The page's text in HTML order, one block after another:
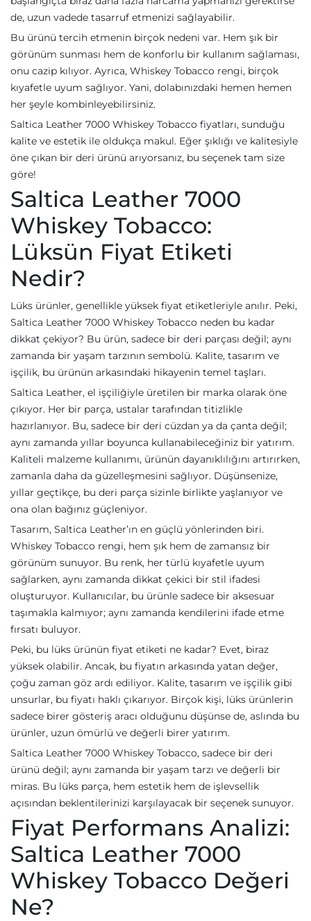
de, uzun vadede tasarruf etmenizi sağlayabilir.
Bu ürünü tercih etmenin birçok nedeni var. Hem şık bir
görünüm sunması hem de konforlu bir kullanım sağlaması,
onu cazip kılıyor. Ayrıca, Whiskey Tobacco rengi, birçok
kıyafetle uyum sağlıyor. Yani, dolabınızdaki hemen hemen
her şeyle kombinleyebilirsiniz.
Saltica Leather 7000 Whiskey Tobacco fiyatları, sunduğu
kalite ve estetik ile oldukça makul. Eğer şıklığı ve kalitesiyle
öne çıkan bir deri ürünü arıyorsanız, bu seçenek tam size
göre!
Saltica Leather 7000
Whiskey Tobacco:
Lüksün Fiyat Etiketi
Nedir?
Lüks ürünler, genellikle yüksek fiyat etiketleriyle anılır. Peki,
Saltica Leather 7000 Whiskey Tobacco neden bu kadar
dikkat çekiyor? Bu ürün, sadece bir deri parçası değil; aynı
zamanda bir yaşam tarzının sembolü. Kalite, tasarım ve
işçilik, bu ürünün arkasındaki hikayenin temel taşları.
Saltica Leather, el işçiliğiyle üretilen bir marka olarak öne
çıkıyor. Her bir parça, ustalar tarafından titizlikle
hazırlanıyor. Bu, sadece bir deri cüzdan ya da çanta değil;
aynı zamanda yıllar boyunca kullanabileceğiniz bir yatırım.
Kaliteli malzeme kullanımı, ürünün dayanıklılığını artırırken,
zamanla daha da güzelleşmesini sağlıyor. Düşünsenize,
yıllar geçtikçe, bu deri parça sizinle birlikte yaşlanıyor ve
ona olan bağınız güçleniyor.
Tasarım, Saltica Leather’ın en güçlü yönlerinden biri.
Whiskey Tobacco rengi, hem şık hem de zamansız bir
görünüm sunuyor. Bu renk, her türlü kıyafetle uyum
sağlarken, aynı zamanda dikkat çekici bir stil ifadesi
oluşturuyor. Kullanıcılar, bu ürünle sadece bir aksesuar
taşımakla kalmıyor; aynı zamanda kendilerini ifade etme
fırsatı buluyor.
Peki, bu lüks ürünün fiyat etiketi ne kadar? Evet, biraz
yüksek olabilir. Ancak, bu fiyatın arkasında yatan değer,
çoğu zaman göz ardı ediliyor. Kalite, tasarım ve işçilik gibi
unsurlar, bu fiyatı haklı çıkarıyor. Birçok kişi, lüks ürünlerin
sadece birer gösteriş aracı olduğunu düşünse de, aslında bu
ürünler, uzun ömürlü ve değerli birer yatırım.
Saltica Leather 7000 Whiskey Tobacco, sadece bir deri
ürünü değil; aynı zamanda bir yaşam tarzı ve değerli bir
miras. Bu lüks parça, hem estetik hem de işlevsellik
açısından beklentilerinizi karşılayacak bir seçenek sunuyor.
Fiyat Performans Analizi:
Saltica Leather 7000
Whiskey Tobacco Değeri
Ne?